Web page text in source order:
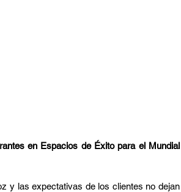
en Espacios de Éxito para el Mundial
y las expectativas de los clientes no dejan